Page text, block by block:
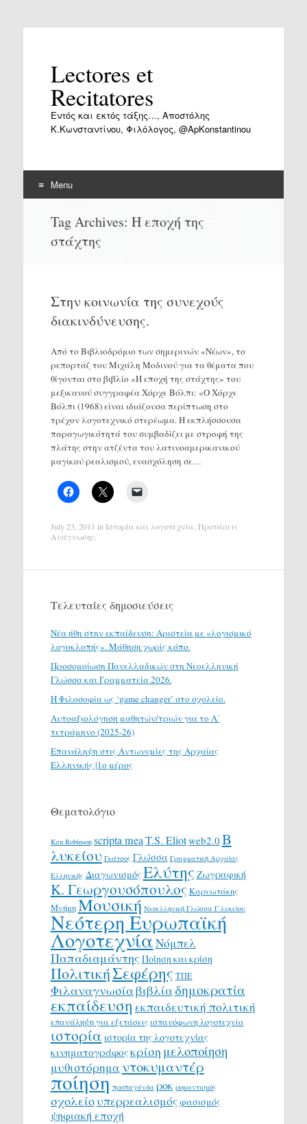
Lectores et
Recitatores
Εντός και εκτός τάξης…, Αποστόλης
Κ.Κωνσταντίνου, Φιλόλογος, @ApKonstantinou
Menu
content
Tag Archives: Η εποχή της
στάχτης
Στην κοινωνία της συνεχούς
διακινδύνευσης.
Από το Βιβλιοδρόμιο των σημερινών «Νέων», το
ρεπορτάζ του Μιχάλη Μοδινού για τα θέματα που
θίγονται στο βιβλίο «Η εποχή της στάχτης» του
μεξικανού συγγραφέα Χόρχε Βόλπι: «Ο Χόρχε
Βόλπι (1968) είναι ιδιάζουσα περίπτωση στο
τρέχον λογοτεχνικό στερέωμα. Η εκπλήσσουσα
παραγωγικότητά του συμβαδίζει με στροφή της
πλάτης στην ατζέντα του λατινοαμερικανικού
μαγικού ρεαλισμού, ενασχόληση σε…
July 23, 2011 in Ιστορία και λογοτεχνία Προτάσεις
Ανάγνωσης.
Τελευταίες δημοσιεύσεις
Νέα ήθη στην εκπαίδευση: Αριστεία με «λογισμικό
λογοκλοπής». Μάθηση χωρίς κόπο.
Προσομοίωση Πανελλαδικών στη Νεοελληνική
Γλώσσα και Γραμματεία 2026.
H Φιλοσοφία ως ‘game changer’ στο σχολείο.
Αυτοαξιολόγηση μαθητών/τριών για το Α΄
τετράμηνο (2025-26)
Επανάληψη στις Αντωνυμίες της Αρχαίας
Ελληνικής |1ο μέρος
Θεματολόγιο
Ken Robinson scripta meaT.S. Eliotweb2.0 Β
λυκείου Γκάτσος Γλώσσα Γραμματική Αρχαίας
Ελληνικής ΔιαγωνισμόςΕλύτης Ζωγραφική
Κ. Γεωργουσόπουλος Καρυωτάκης
ΜνήμηΜουσική Νεοελληνική Γλώσσα Γ λυκείου
Νεότερη Ευρωπαϊκή
ΛογοτεχνίαΝόμπελ
Παπαδιαμάντης Ποίηση και κρίση
ΠολιτικήΣεφέρης ΤΠΕ
Φιλαναγνωσίαβιβλίαδημοκρατία
εκπαίδευση εκπαιδευτική πολιτική
επανάληψη για εξετάσεις ισπανόφωνη λογοτεχνία
ιστορία ιστορία της λογοτεχνίας
κινηματογράφοςκρίση μελοποίηση
μυθιστόρημα ντοκυμαντέρ
ποίηση προπαγάνδα ροκ ρομαντισμός
σχολείουπερρεαλισμόςφασισμός
ψηφιακή εποχή